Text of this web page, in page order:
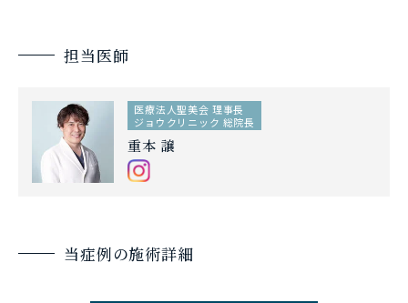
担当医師
医療法人聖美会 理事長
ジョウクリニック 総院長
重本 譲
当症例の施術詳細